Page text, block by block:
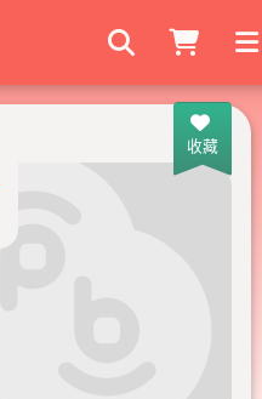
搜尋商家
收藏